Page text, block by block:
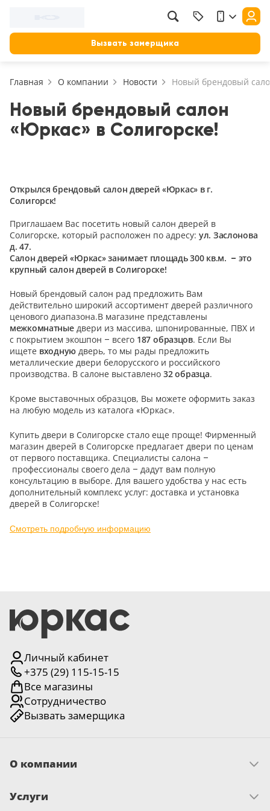
Вызвать замерщика
Главная О компании Новости Новый брендовый
Новый брендовый салон
«Юркас» в Солигорске!
Открылся брендовый салон дверей «Юркас» в г.
Солигорск!
Приглашаем Вас посетить новый салон дверей в
Солигорске, который расположен по адресу: ул. Заслонова
д. 47.
Салон дверей «Юркас» занимает площадь 300 кв.м. – это
крупный салон дверей в Солигорске!
Новый брендовый салон рад предложить Вам
действительно широкий ассортимент дверей различного
ценового диапазона.В магазине представлены
межкомнатныедвери из массива, шпонированные, ПВХ и
с покрытием экошпон – всего 187 образцов. Если Вы
ищете входную дверь, то мы рады предложить
металлические двери белорусского и российского
производства. В салоне выставлено 32 образца.
Кроме выставочных образцов, Вы можете оформить заказ
на любую модель из каталога «Юркас».
Купить двери в Солигорске стало еще проще! Фирменный
магазин дверей в Солигорске предлагает двери по ценам
от первого поставщика. Специалисты салона –
профессионалы своего дела – дадут вам полную
консультацию в выборе. Для вашего удобства у нас есть
дополнительный комплекс услуг: доставка и установка
дверей в Солигорске!
Смотреть подробную информацию
Личный кабинет
+375 (29) 115-15-15
Все магазины
Сотрудничество
Вызвать замерщика
О компании
Миссия и ценности
Услуги
Цена, руб.
от до
Назначение
В ванную
23
18
В детскую
22
В спальню
Конструкция
Цаговые
117
Филенчатые
22
18
Материал
МДФ
117
Массив Ольхи
22
Массив сосны
22
90U
Показать все 25 серий
Цвет
Бежевый
Применить
Сбросить фильтр